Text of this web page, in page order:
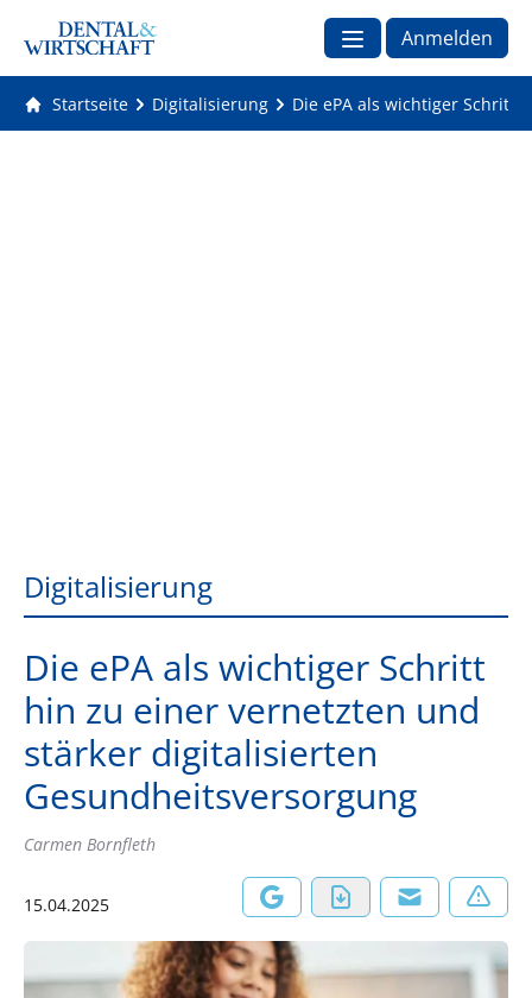
Anmelden
Startseite Digitalisierung Die ePA als wichtiger Schritt
Digitalisierung
Die ePA als wichtiger Schritt
hin zu einer vernetzten und
stärker digitalisierten
Gesundheitsversorgung
Carmen Bornfleth
15.04.2025